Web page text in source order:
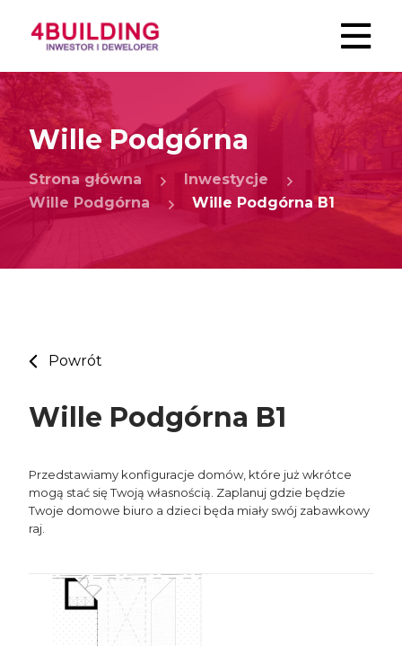
Wille Podgórna
Strona główna
Inwestycje
Wille Podgórna
Wille Podgórna B1
Powrót
Wille Podgórna B1
Przedstawiamy konfiguracje domów, które już wkrótce
mogą stać się Twoją własnością. Zaplanuj gdzie będzie
Twoje domowe biuro a dzieci będa miały swój zabawkowy
raj.